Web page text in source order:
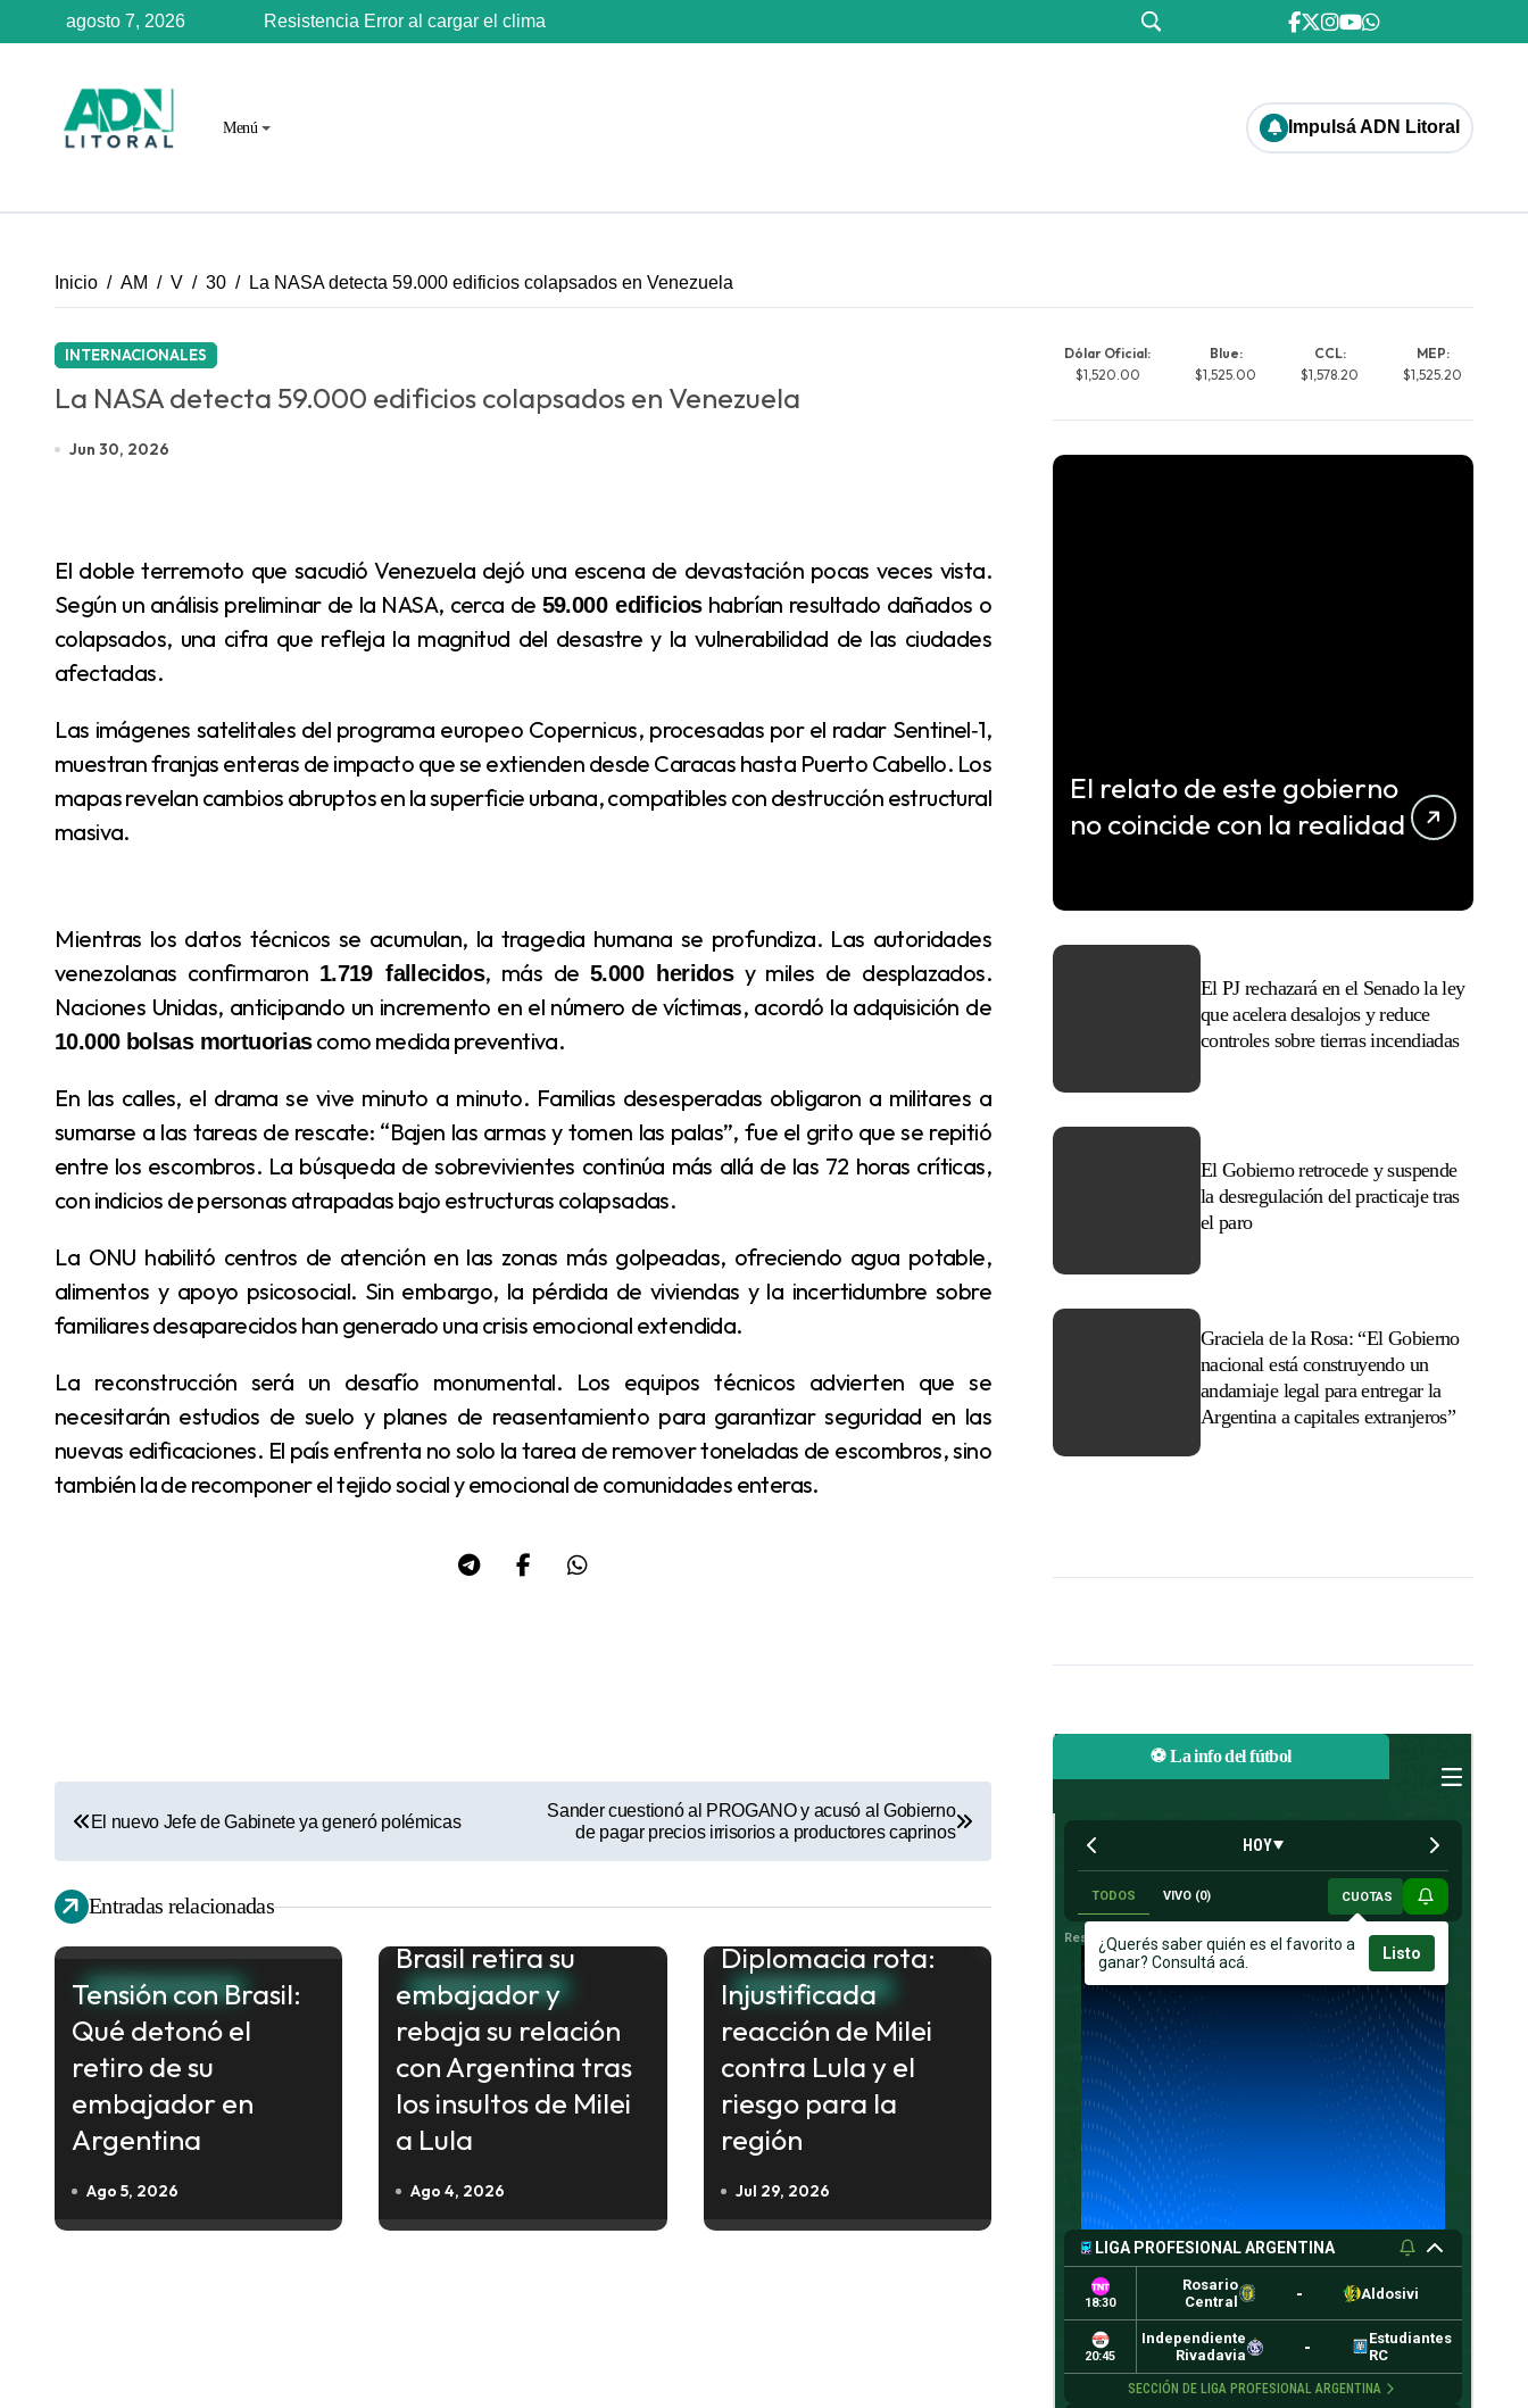
Resistencia Error al cargar el clima
agosto 7, 2026
Menú Impulsá ADN Litoral
Inicio AM V 30 La NASA detecta 59.000 edificios colapsados en Venezuela
INTERNACIONALES
La NASA detecta 59.000 edificios colapsados en Venezuela
Jun 30, 2026
El doble terremoto que sacudió Venezuela dejó una escena de devastación pocas veces vista.
Según un análisis preliminar de la NASA, cerca de 59.000 edificioshabrían resultado dañados o
colapsados, una cifra que refleja la magnitud del desastre y la vulnerabilidad de las ciudades
afectadas.
Las imágenes satelitales del programa europeo Copernicus, procesadas por el radar Sentinel‑1,
muestran franjas enteras de impacto que se extienden desde Caracas hasta Puerto Cabello. Los
mapas revelan cambios abruptos en la superficie urbana, compatibles con destrucción estructural
masiva.
Mientras los datos técnicos se acumulan, la tragedia humana se profundiza. Las autoridades
venezolanas confirmaron 1.719 fallecidos, más de 5.000 heridosy miles de desplazados.
Naciones Unidas, anticipando un incremento en el número de víctimas, acordó la adquisición de
10.000 bolsas mortuoriascomo medida preventiva.
En las calles, el drama se vive minuto a minuto. Familias desesperadas obligaron a militares a
sumarse a las tareas de rescate: “Bajen las armas y tomen las palas”, fue el grito que se repitió
entre los escombros. La búsqueda de sobrevivientes continúa más allá de las 72 horas críticas,
con indicios de personas atrapadas bajo estructuras colapsadas.
La ONU habilitó centros de atención en las zonas más golpeadas, ofreciendo agua potable,
alimentos y apoyo psicosocial. Sin embargo, la pérdida de viviendas y la incertidumbre sobre
familiares desaparecidos han generado una crisis emocional extendida.
La reconstrucción será un desafío monumental. Los equipos técnicos advierten que se
necesitarán estudios de suelo y planes de reasentamiento para garantizar seguridad en las
nuevas edificaciones. El país enfrenta no solo la tarea de remover toneladas de escombros, sino
también la de recomponer el tejido social y emocional de comunidades enteras.
a
v
e
g
e
El nuevo Jefe de Gabinete ya generó polémicas
Sander cuestionó al PROGANO y acusó al Gobierno
de pagar precios irrisorios a productores caprinos
Entradas relacionadas
INTERNACIONALES
Tensión con Brasil:
Qué detonó el
retiro de su
embajador en
Argentina
Ago 5, 2026
INTERNACIONALES
Brasil retira su
embajador y
rebaja su relación
con Argentina tras
los insultos de Milei
a Lula
Ago 4, 2026
INTERNACIONALES
Diplomacia rota:
Injustificada
reacción de Milei
contra Lula y el
riesgo para la
región
Jul 29, 2026
Dólar Oficial:
$1,520.00
Blue:
$1,525.00
CCL:
$1,578.20
MEP:
$1,525.20
El relato de este gobierno
no coincide con la realidad
El PJ rechazará en el Senado la ley
que acelera desalojos y reduce
controles sobre tierras incendiadas
El Gobierno retrocede y suspende
la desregulación del practicaje tras
el paro
Graciela de la Rosa: “El Gobierno
nacional está construyendo un
andamiaje legal para entregar la
Argentina a capitales extranjeros”
⚽ La info del fútbol